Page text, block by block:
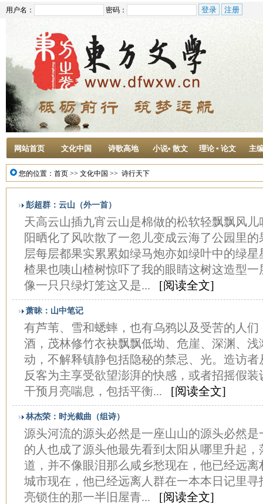
用户名： 密码：
网站首页 文化中国 诗歌高地 小说• 散文 理论 ▪ 论文 主
您的位置： 首页 >> 文化中国 >> 诗行天下
彭超群：云山（外一首）
天高云山插九宵云山是棉做的松软轻飘飘风
阳晒化了风吹散了一忽儿变成云海了公园里
层每层都果实累累如绿马炮亦如绿叶中的绿
楂果也咦山楂树惊吓了我的眼睛这树这造型
像一只只绿灯笼这又是... [阅读全文]
萧昧：山中笔记
有芦苇、雪和蟋蟀，也有乌鸦以及受苦的人
酒，茂林修竹衣袂飘飘低坳、危崖、深渊、
动，不解释镇静包括隐秘的禁忌、光。造访
反客为主享受欲望澎湃的快感，或者招摇假
干预月亮喘息，包括平衡... [阅读全文]
林杰荣：时光截曲（组诗）
源头河流的源头必然是一座山山的源头必然
的人也成了源头他最先看到太阳从哪里升起
道，并不像眼泪那么咸乡愁现在，他已经远
城市现在，他已经远离人群在一本本日记里
亮锁住的那一半旧屋青... [阅读全文]